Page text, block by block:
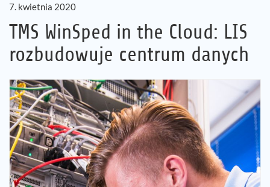
Produkty
Usługi
Firma
Kariera
7. kwietnia 2020
TMS WinSped in the Cloud: LIS
rozbudowuje centrum danych